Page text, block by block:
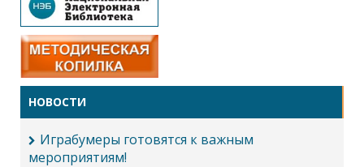
НОВОСТИ
Играбумеры готовятся к важным
мероприятиям!